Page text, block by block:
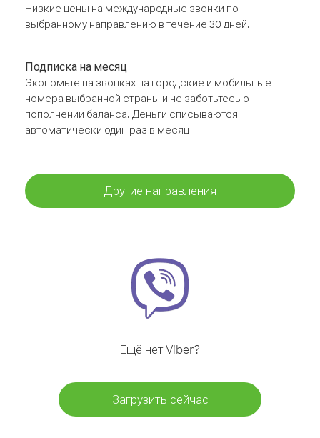
Низкие цены на международные звонки по
выбранному направлению в течение 30 дней.
Подписка на месяц
Экономьте на звонках на городские и мобильные
номера выбранной страны и не заботьтесь о
пополнении баланса. Деньги списываются
автоматически один раз в месяц
Другие направления
Ещё нет Viber?
Загрузить сейчас